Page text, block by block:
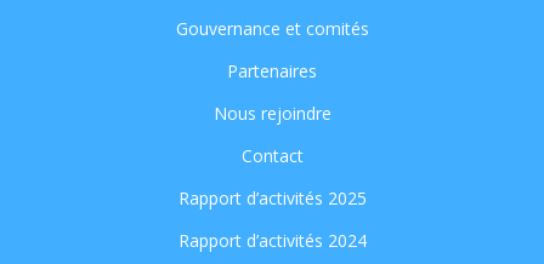
Gouvernance et comités
Partenaires
Nous rejoindre
Contact
Rapport d’activités 2025
Rapport d’activités 2024